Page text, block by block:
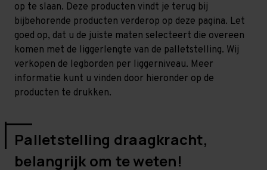
op te slaan. Deze producten vindt je terug bij
bijbehorende producten verderop op deze pagina. Let
goed op, dat u de juiste maten selecteert die overeen
komen met de liggerlengte van de palletstelling. Wij
verkopen de legborden per liggerniveau. Meer
informatie kunt u vinden door hieronder op de
producten te drukken.
Palletstelling draagkracht,
belangrijk om te weten!